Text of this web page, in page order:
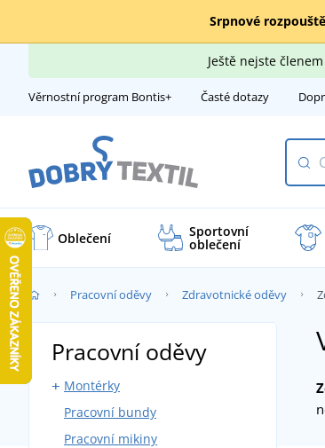
Srpnové
Ještě nejste
Věrnostní program Bontis+ Časté dotazy
Oblečení Sportovní
oblečení
Pracovní oděvy Zdravotnické oděvy
Pracovní oděvy
Montérky
Montérky s laclem
Montérky do pasu
Pracovní bundy
Pracovní mikiny